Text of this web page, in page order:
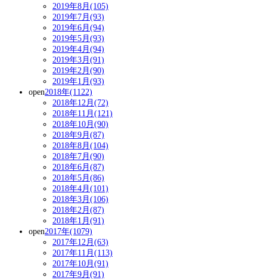
2019年8月(105)
2019年7月(93)
2019年6月(94)
2019年5月(93)
2019年4月(94)
2019年3月(91)
2019年2月(90)
2019年1月(93)
open2018年(1122)
2018年12月(72)
2018年11月(121)
2018年10月(90)
2018年9月(87)
2018年8月(104)
2018年7月(90)
2018年6月(87)
2018年5月(86)
2018年4月(101)
2018年3月(106)
2018年2月(87)
2018年1月(91)
open2017年(1079)
2017年12月(63)
2017年11月(113)
2017年10月(91)
2017年9月(91)